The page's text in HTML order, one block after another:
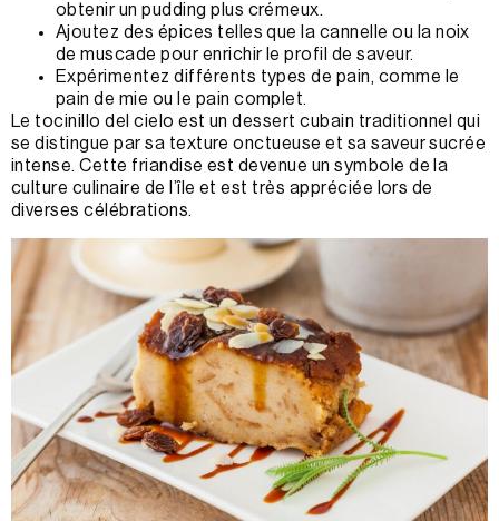
obtenir un pudding plus crémeux.
Ajoutez des épices telles que la cannelle ou la noix
de muscade pour enrichir le profil de saveur.
Expérimentez différents types de pain, comme le
pain de mie ou le pain complet.
Le tocinillo del cielo est un dessert cubain traditionnel qui
se distingue par sa texture onctueuse et sa saveur sucrée
intense. Cette friandise est devenue un symbole de la
culture culinaire de l’île et est très appréciée lors de
diverses célébrations.